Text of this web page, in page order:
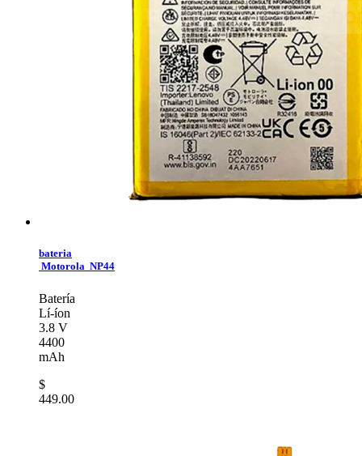
bateria
Motorola NP44
Batería
Lí-íon
3.8 V
4400
mAh
$
449.00